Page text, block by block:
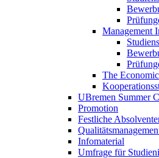
Management
The
UBremen Summer
Promotion
Festliche
Infomaterial
Umfrage für